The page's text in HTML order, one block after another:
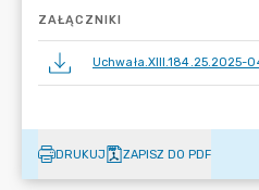
ZAŁĄCZNIKI
Uchwała.XIII.184.25.2025-
DRUKUJ ZAPISZ DO PDF